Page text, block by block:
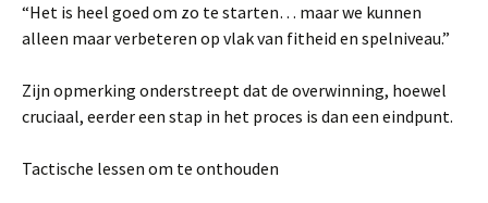
“Het is heel goed om zo te starten… maar we kunnen
alleen maar verbeteren op vlak van fitheid en spelniveau.”
Zijn opmerking onderstreept dat de overwinning, hoewel
cruciaal, eerder een stap in het proces is dan een eindpunt.
Tactische lessen om te onthouden